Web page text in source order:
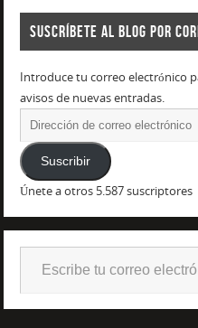
SUSCRÍBETE AL BLOG POR
Introduce tu correo electrónico
avisos de nuevas entradas.
Suscribir
Únete a otros 5.587 suscriptores